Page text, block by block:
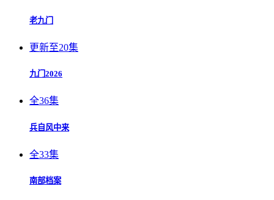
老九门
更新至20集
九门2026
全36集
兵自风中来
全33集
南部档案